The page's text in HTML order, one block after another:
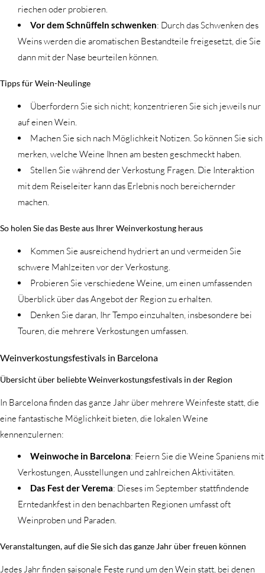
riechen oder probieren.
Vor dem Schnüffeln schwenken: Durch das Schwenken des
Weins werden die aromatischen Bestandteile freigesetzt, die Sie
dann mit der Nase beurteilen können.
Tipps für Wein-Neulinge
Überfordern Sie sich nicht; konzentrieren Sie sich jeweils nur
auf einen Wein.
Machen Sie sich nach Möglichkeit Notizen. So können Sie sich
merken, welche Weine Ihnen am besten geschmeckt haben.
Stellen Sie während der Verkostung Fragen. Die Interaktion
mit dem Reiseleiter kann das Erlebnis noch bereichernder
machen.
So holen Sie das Beste aus Ihrer Weinverkostung heraus
Kommen Sie ausreichend hydriert an und vermeiden Sie
schwere Mahlzeiten vor der Verkostung.
Probieren Sie verschiedene Weine, um einen umfassenden
Überblick über das Angebot der Region zu erhalten.
Denken Sie daran, Ihr Tempo einzuhalten, insbesondere bei
Touren, die mehrere Verkostungen umfassen.
Weinverkostungsfestivals in Barcelona
Übersicht über beliebte Weinverkostungsfestivals in der Region
In Barcelona finden das ganze Jahr über mehrere Weinfeste statt, die
eine fantastische Möglichkeit bieten, die lokalen Weine
kennenzulernen:
Weinwoche in Barcelona: Feiern Sie die Weine Spaniens mit
Verkostungen, Ausstellungen und zahlreichen Aktivitäten.
Das Fest der Verema: Dieses im September stattfindende
Erntedankfest in den benachbarten Regionen umfasst oft
Weinproben und Paraden.
Veranstaltungen, auf die Sie sich das ganze Jahr über freuen können
Jedes Jahr finden saisonale Feste rund um den Wein statt, bei denen